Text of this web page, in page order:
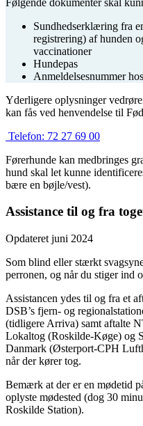
Sundhedserklæring fra
registrering) af hunden
vaccinationer
Hundepas
Anmeldelsesnummer
Yderligere oplysninger
kan fås ved henvendelse til
Telefon: 72 27 69 00
Førerhunde kan medbringes
hund skal let kunne
bære en bøjle/vest).
Assistance til og fra
Opdateret juni 2024
Som blind eller stærkt
perronen, og når du stiger ind
Assistancen ydes til og fra et
DSB’s fjern- og
(tidligere Arriva) samt aftalte
Lokaltog (Roskilde-Køge) og
Danmark (Østerport-CPH
når der kører tog.
Bemærk at der er en mødetid
oplyste mødested (dog 30
Roskilde Station).